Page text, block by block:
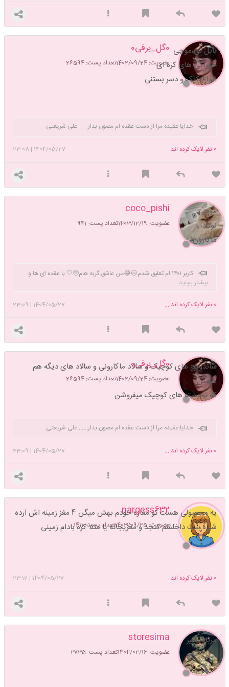
0گل_برفی0
عضویت: 1402/09/24 تعداد پست: 26594
بابل تی،موچی
خوراکی های کره ای
انواع کیک و دسر بستنی
خدایا:عقیده مرا از دست عقده ام مصون بدار...... علی شریعتی
1404/05/27
|
23:08 0 نفر لایک کرده اند ...
coco_pishi
عضویت: 1403/12/19 تعداد پست: 941
موچی
نوتلا
ماکارون
کاربر ۱۴۰۱ ام تعلیق شدم😑😂من عاشق گربه هام🥺🤍 با عقده ای ها و
بیشعورا هیچ بحث یا صحبتی ندارم!😊
بیشتر ببینید
1404/05/27
|
23:09 0 نفر لایک کرده اند ...
0گل_برفی0
عضویت: 1402/09/24 تعداد پست: 26594
ساندویچ های کوچیک و سالاد ماکارونی و سالاد های دیگه هم
هستن
که تو بسته های کوچیک میفروشن
خدایا:عقیده مرا از دست عقده ام مصون بدار...... علی شریعتی
1404/05/27
|
23:09 0 نفر لایک کرده اند ...
nargess632
عضویت: 1403/09/25 تعداد پست: 1411
یه محصولی هست تو مغازه خودم بهش میگن 4 مغز زمینه اش ارده
شیره ست داخلشم کنجد و مغزیجاته یا مثلا کره بادام زمینی
1404/05/27
|
23:12 0 نفر لایک کرده اند ...
storesima
عضویت: 1404/02/16 تعداد پست: 2735
مربای شیر